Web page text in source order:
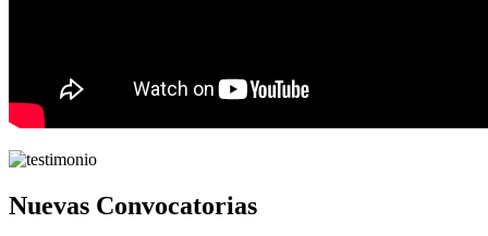
Nuevas Convocatorias